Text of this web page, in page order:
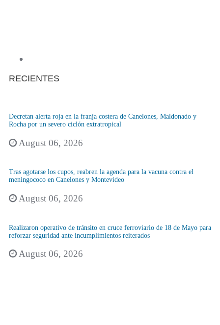
RECIENTES
Decretan alerta roja en la franja costera de Canelones, Maldonado y
Rocha por un severo ciclón extratropical
August 06, 2026
Tras agotarse los cupos, reabren la agenda para la vacuna contra el
meningococo en Canelones y Montevideo
August 06, 2026
Realizaron operativo de tránsito en cruce ferroviario de 18 de Mayo para
reforzar seguridad ante incumplimientos reiterados
August 06, 2026